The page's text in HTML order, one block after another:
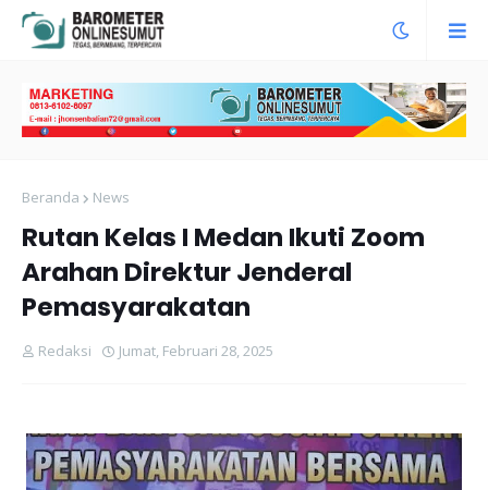
Beranda News
Rutan Kelas I Medan Ikuti Zoom
Arahan Direktur Jenderal
Pemasyarakatan
Redaksi Jumat, Februari 28, 2025